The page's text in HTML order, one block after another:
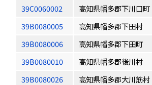
39C0060002
高知県幡多郡下川口町
39B0080005
高知県幡多郡下田村
39B0080006
高知県幡多郡下田町
39B0080010
高知県幡多郡後川村
39B0080026
高知県幡多郡大川筋村